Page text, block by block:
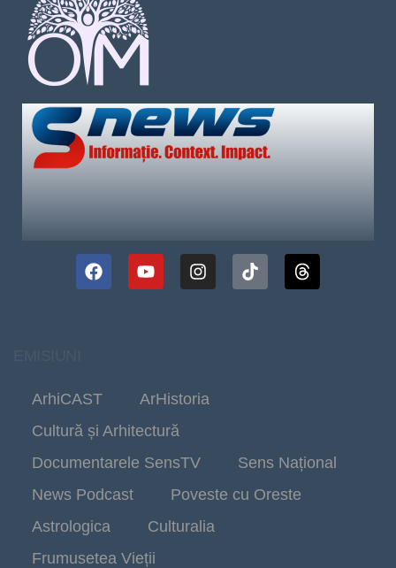
ArhiCAST
ArHistoria
Cultură și Arhitectură
Documentarele SensTV
Sens Național
News Podcast
Poveste cu Oreste
Astrologica
Culturalia
Frumusetea Vieții